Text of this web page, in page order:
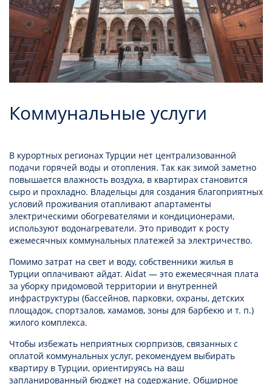
Коммунальные услуги
В курортных регионах Турции нет централизованной
подачи горячей воды и отопления. Так как зимой заметно
повышается влажность воздуха, в квартирах становится
сыро и прохладно. Владельцы для создания благоприятных
условий проживания отапливают апартаменты
электрическими обогревателями и кондиционерами,
используют водонагреватели. Это приводит к росту
ежемесячных коммунальных платежей за электричество.
Помимо затрат на свет и воду, собственники жилья в
Турции оплачивают айдат. Aidat — это ежемесячная плата
за уборку придомовой территории и внутренней
инфраструктуры (бассейнов, парковки, охраны, детских
площадок, спортзалов, хамамов, зоны для барбекю и т. п.)
жилого комплекса.
Чтобы избежать неприятных сюрпризов, связанных с
оплатой коммунальных услуг, рекомендуем выбирать
квартиру в Турции, ориентируясь на ваш
запланированный бюджет на содержание. Обширное